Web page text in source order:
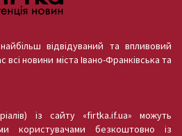
відвідуваний та впливовий
новини міста Івано-Франківська та
із сайту «firtka.if.ua» можуть
користувачами безкоштовно із